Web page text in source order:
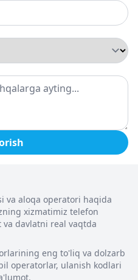
va aloqa operatori haqida
xizmatimiz telefon
va davlatni real vaqtda
eng to'liq va dolzarb
operatorlar, ulanish kodlari